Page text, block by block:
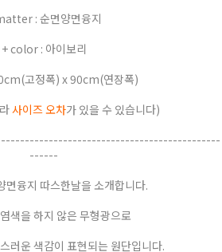
: 순면양면융지
+ color : 아이보리
고정폭) x 90cm(연장폭)
사이즈 오차가 있을 수 있습니다)
------
면융지 따스한날을 소개합니다.
색을 하지 않은 무형광으로
러운 색감이 표현되는 원단입니다.